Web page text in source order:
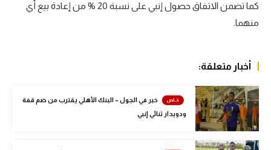
كرة يد
كرة طائرة
الوطن العربي
كما تضمن الاتفاق حصول إنبي على نسبة 20 % من إعادة بيع أي
منهما.
أخبار متعلقة:
خبر في الجول – البنك الأهلي يقترب من ضم قفة
ودويدار ثنائي إنبي